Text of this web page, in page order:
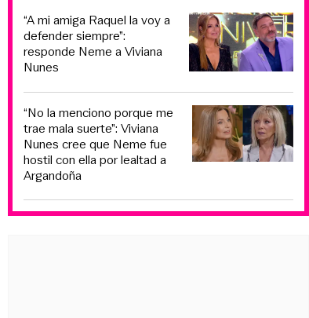
“A mi amiga Raquel la voy a
defender siempre”:
responde Neme a Viviana
Nunes
“No la menciono porque me
trae mala suerte”: Viviana
Nunes cree que Neme fue
hostil con ella por lealtad a
Argandoña